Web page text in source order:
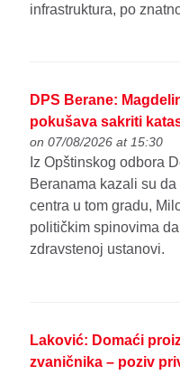
infrastruktura, po
DPS Berane:
pokušava sakriti
on 07/08/2026 at 15:30
Iz Opštinskog odbora
Beranama kazali su
centra u tom gradu,
političkim spinovima
zdravstenoj ustanovi.
Laković: Domaći
zvaničnika – poziv